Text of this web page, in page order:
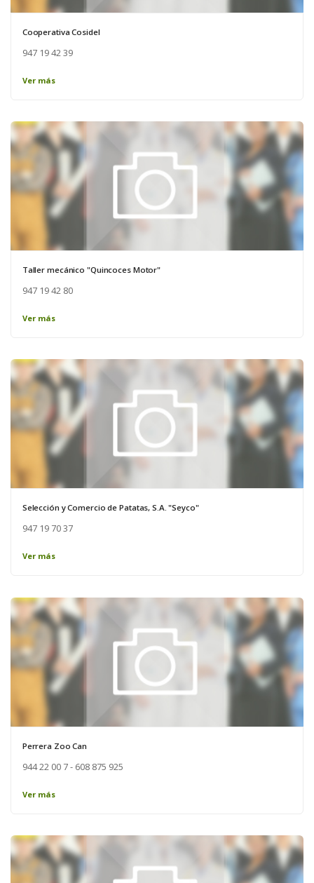
Cooperativa Cosidel
947 19 42 39
Ver más
Taller mecánico "Quincoces Motor"
947 19 42 80
Ver más
Selección y Comercio de Patatas, S.A. "Seyco"
947 19 70 37
Ver más
Perrera Zoo Can
944 22 00 7 - 608 875 925
Ver más